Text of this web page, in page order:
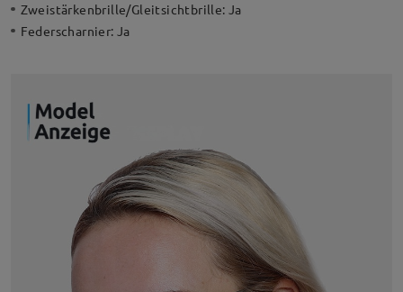
Zweistärkenbrille/Gleitsichtbrille:Ja
Federscharnier:Ja